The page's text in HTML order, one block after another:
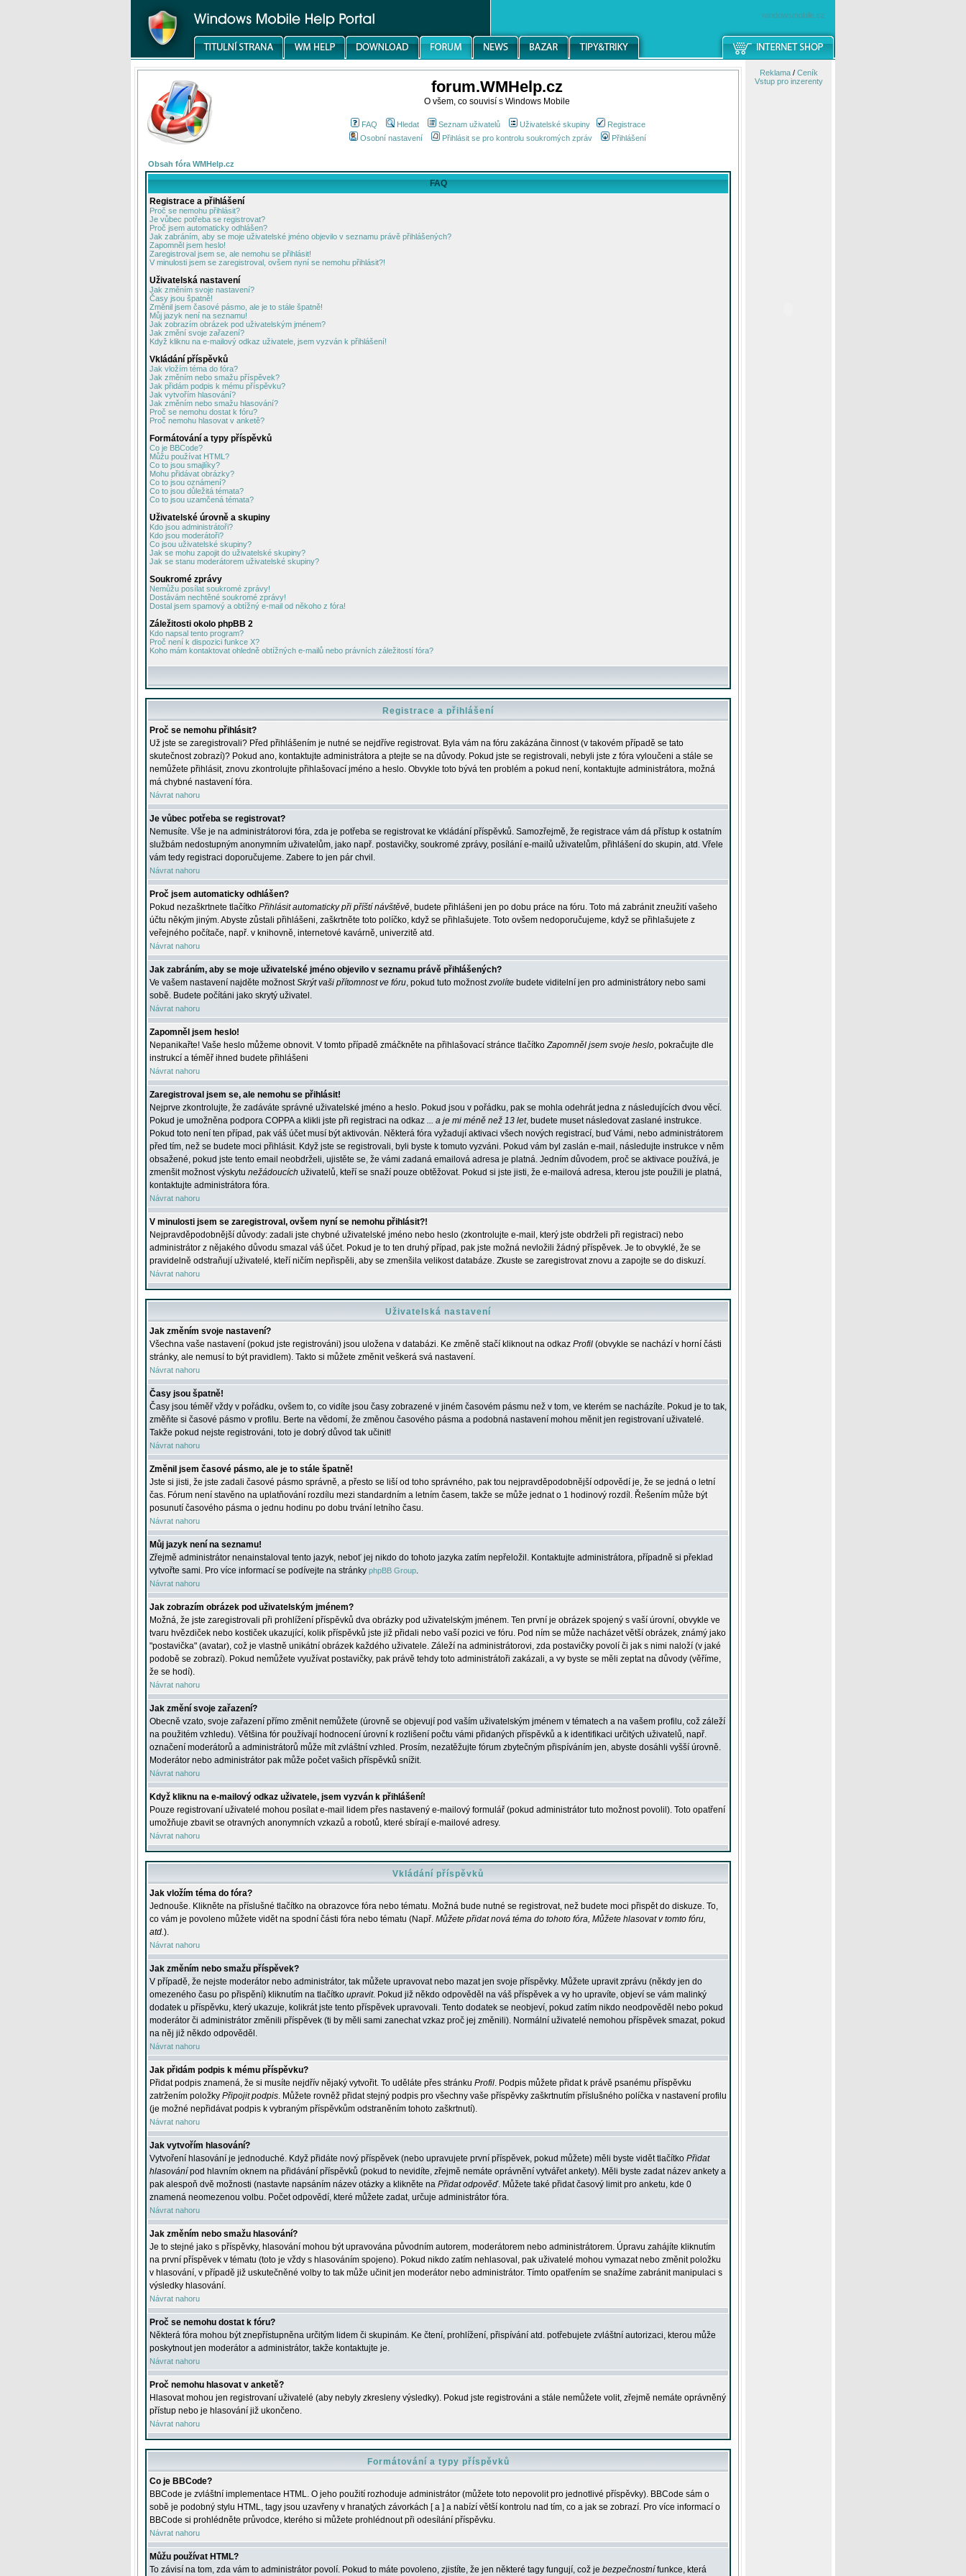
windowsmobile.cz
forum.WMHelp.cz
O všem, co souvisí s Windows Mobile
FAQ Hledat Seznam uživatelů Uživatelské skupiny
Registrace
Osobní nastavení
Přihlásit se pro kontrolu soukromých zpráv Přihlášení
Obsah fóra WMHelp.cz
FAQ
Registrace a přihlášení
Proč se nemohu přihlásit?
Je vůbec potřeba se registrovat?
Proč jsem automaticky odhlášen?
Jak zabráním, aby se moje uživatelské jméno objevilo v seznamu právě přihlášených?
Zapomněl jsem heslo!
Zaregistroval jsem se, ale nemohu se přihlásit!
V minulosti jsem se zaregistroval, ovšem nyní se nemohu přihlásit?!
Uživatelská nastavení
Jak změním svoje nastavení?
Časy jsou špatně!
Změnil jsem časové pásmo, ale je to stále špatně!
Můj jazyk není na seznamu!
Jak zobrazím obrázek pod uživatelským jménem?
Jak změní svoje zařazení?
Když kliknu na e-mailový odkaz uživatele, jsem vyzván k přihlášení!
Vkládání příspěvků
Jak vložím téma do fóra?
Jak změním nebo smažu příspěvek?
Jak přidám podpis k mému příspěvku?
Jak vytvořím hlasování?
Jak změním nebo smažu hlasování?
Proč se nemohu dostat k fóru?
Proč nemohu hlasovat v anketě?
Formátování a typy příspěvků
Co je BBCode?
Můžu používat HTML?
Co to jsou smajlíky?
Mohu přidávat obrázky?
Co to jsou oznámení?
Co to jsou důležitá témata?
Co to jsou uzamčená témata?
Uživatelské úrovně a skupiny
Kdo jsou administrátoři?
Kdo jsou moderátoři?
Co jsou uživatelské skupiny?
Jak se mohu zapojit do uživatelské skupiny?
Jak se stanu moderátorem uživatelské skupiny?
Soukromé zprávy
Nemůžu posílat soukromé zprávy!
Dostávám nechtěné soukromé zprávy!
Dostal jsem spamový a obtížný e-mail od někoho z fóra!
Záležitosti okolo phpBB 2
Kdo napsal tento program?
Proč není k dispozici funkce X?
Koho mám kontaktovat ohledně obtížných e-mailů nebo právních záležitostí fóra?
Registrace a přihlášení
Proč se nemohu přihlásit?
Už jste se zaregistrovali? Před přihlášením je nutné se nejdříve registrovat. Byla vám na fóru zakázána činnost (v takovém případě se tato
skutečnost zobrazí)? Pokud ano, kontaktujte administrátora a ptejte se na důvody. Pokud jste se registrovali, nebyli jste z fóra vyloučeni a stále se
nemůžete přihlásit, znovu zkontrolujte přihlašovací jméno a heslo. Obvykle toto bývá ten problém a pokud není, kontaktujte administrátora, možná
má chybné nastavení fóra.
Návrat nahoru
Je vůbec potřeba se registrovat?
Nemusíte. Vše je na administrátorovi fóra, zda je potřeba se registrovat ke vkládání příspěvků. Samozřejmě, že registrace vám dá přístup k ostatním
službám nedostupným anonymním uživatelům, jako např. postavičky, soukromé zprávy, posílání e-mailů uživatelům, přihlášení do skupin, atd. Vřele
vám tedy registraci doporučujeme. Zabere to jen pár chvil.
Návrat nahoru
Proč jsem automaticky odhlášen?
Pokud nezaškrtnete tlačítko Přihlásit automaticky při příští návštěvě, budete přihlášeni jen po dobu práce na fóru. Toto má zabránit zneužití vašeho
účtu někým jiným. Abyste zůstali přihlášeni, zaškrtněte toto políčko, když se přihlašujete. Toto ovšem nedoporučujeme, když se přihlašujete z
veřejného počítače, např. v knihovně, internetové kavárně, univerzitě atd.
Návrat nahoru
Jak zabráním, aby se moje uživatelské jméno objevilo v seznamu právě přihlášených?
Ve vašem nastavení najděte možnostSkrýt vaši přítomnost ve fóru, pokud tuto možnostzvolíte budete viditelní jen pro administrátory nebo sami
sobě. Budete počítáni jako skrytý uživatel.
Návrat nahoru
Zapomněl jsem heslo!
Nepanikařte! Vaše heslo můžeme obnovit. V tomto případě zmáčkněte na přihlašovací stránce tlačítkoZapomněl jsem svoje heslo, pokračujte dle
instrukcí a téměř ihned budete přihlášeni
Návrat nahoru
Zaregistroval jsem se, ale nemohu se přihlásit!
Nejprve zkontrolujte, že zadáváte správné uživatelské jméno a heslo. Pokud jsou v pořádku, pak se mohla odehrát jedna z následujících dvou věcí.
Pokud je umožněna podpora COPPA a klikli jste při registraci na odkaz ... a je mi méně než 13 let, budete muset následovat zaslané instrukce.
Pokud toto není ten případ, pak váš účet musí být aktivován. Některá fóra vyžadují aktivaci všech nových registrací, buď Vámi, nebo administrátorem
před tím, než se budete moci přihlásit. Když jste se registrovali, byli byste k tomuto vyzváni. Pokud vám byl zaslán e-mail, následujte instrukce v něm
obsažené, pokud jste tento email neobdrželi, ujistěte se, že vámi zadaná emailová adresa je platná. Jedním důvodem, proč se aktivace používá, je
zmenšit možnost výskytu nežádoucích uživatelů, kteří se snaží pouze obtěžovat. Pokud si jste jisti, že e-mailová adresa, kterou jste použili je platná,
kontaktujte administrátora fóra.
Návrat nahoru
V minulosti jsem se zaregistroval, ovšem nyní se nemohu přihlásit?!
Nejpravděpodobnější důvody: zadali jste chybné uživatelské jméno nebo heslo (zkontrolujte e-mail, který jste obdrželi při registraci) nebo
administrátor z nějakého důvodu smazal váš účet. Pokud je to ten druhý případ, pak jste možná nevložili žádný příspěvek. Je to obvyklé, že se
pravidelně odstraňují uživatelé, kteří ničím nepřispěli, aby se zmenšila velikost databáze. Zkuste se zaregistrovat znovu a zapojte se do diskuzí.
Návrat nahoru
Uživatelská nastavení
Jak změním svoje nastavení?
Všechna vaše nastavení (pokud jste registrováni) jsou uložena v databázi. Ke změně stačí kliknout na odkaz Profil (obvykle se nachází v horní části
stránky, ale nemusí to být pravidlem). Takto si můžete změnit veškerá svá nastavení.
Návrat nahoru
Časy jsou špatně!
Časy jsou téměř vždy v pořádku, ovšem to, co vidíte jsou časy zobrazené v jiném časovém pásmu než v tom, ve kterém se nacházíte. Pokud je to tak,
změňte si časové pásmo v profilu. Berte na vědomí, že změnou časového pásma a podobná nastavení mohou měnit jen registrovaní uživatelé.
Takže pokud nejste registrováni, toto je dobrý důvod tak učinit!
Návrat nahoru
Změnil jsem časové pásmo, ale je to stále špatně!
Jste si jisti, že jste zadali časové pásmo správně, a přesto se liší od toho správného, pak tou nejpravděpodobnější odpovědí je, že se jedná o letní
čas. Fórum není stavěno na uplatňování rozdílu mezi standardním a letním časem, takže se může jednat o 1 hodinový rozdíl. Řešením může být
posunutí časového pásma o jednu hodinu po dobu trvání letního času.
Návrat nahoru
Můj jazyk není na seznamu!
Zřejmě administrátor nenainstaloval tento jazyk, neboť jej nikdo do tohoto jazyka zatím nepřeložil. Kontaktujte administrátora, případně si překlad
vytvořte sami. Pro více informací se podívejte na stránky phpBB Group.
Návrat nahoru
Jak zobrazím obrázek pod uživatelským jménem?
Možná, že jste zaregistrovali při prohlížení příspěvků dva obrázky pod uživatelským jménem. Ten první je obrázek spojený s vaší úrovní, obvykle ve
tvaru hvězdiček nebo kostiček ukazující, kolik příspěvků jste již přidali nebo vaší pozici ve fóru. Pod ním se může nacházet větší obrázek, známý jako
"postavička" (avatar), což je vlastně unikátní obrázek každého uživatele. Záleží na administrátorovi, zda postavičky povolí či jak s nimi naloží (v jaké
podobě se zobrazí). Pokud nemůžete využívat postavičky, pak právě tehdy toto administrátoři zakázali, a vy byste se měli zeptat na důvody (věříme,
že se hodí).
Návrat nahoru
Jak změní svoje zařazení?
Obecně vzato, svoje zařazení přímo změnit nemůžete (úrovně se objevují pod vaším uživatelským jménem v tématech a na vašem profilu, což záleží
na použitém vzhledu). Většina fór používají hodnocení úrovní k rozlišení počtu vámi přidaných příspěvků a k identifikaci určitých uživatelů, např.
označení moderátorů a administrátorů může mít zvláštní vzhled. Prosím, nezatěžujte fórum zbytečným přispíváním jen, abyste dosáhli vyšší úrovně.
Moderátor nebo administrátor pak může počet vašich příspěvků snížit.
Návrat nahoru
Když kliknu na e-mailový odkaz uživatele, jsem vyzván k přihlášení!
Pouze registrovaní uživatelé mohou posílat e-mail lidem přes nastavený e-mailový formulář (pokud administrátor tuto možnost povolil). Toto opatření
umožňuje zbavit se otravných anonymních vzkazů a robotů, které sbírají e-mailové adresy.
Návrat nahoru
Vkládání příspěvků
Jak vložím téma do fóra?
Jednouše. Klikněte na příslušné tlačítko na obrazovce fóra nebo tématu. Možná bude nutné se registrovat, než budete moci přispět do diskuze. To,
co vám je povoleno můžete vidět na spodní části fóra nebo tématu (Např. Můžete přidat nová téma do tohoto fóra, Můžete hlasovat v tomto fóru,
atd.).
Návrat nahoru
Jak změním nebo smažu příspěvek?
V případě, že nejste moderátor nebo administrátor, tak můžete upravovat nebo mazat jen svoje příspěvky. Můžete upravit zprávu (někdy jen do
omezeného času po přispění) kliknutím na tlačítko upravit. Pokud již někdo odpověděl na váš příspěvek a vy ho upravíte, objeví se vám malinký
dodatek u příspěvku, který ukazuje, kolikrát jste tento příspěvek upravovali. Tento dodatek se neobjeví, pokud zatím nikdo neodpověděl nebo pokud
moderátor či administrátor změnili příspěvek (ti by měli sami zanechat vzkaz proč jej změnili). Normální uživatelé nemohou příspěvek smazat, pokud
na něj již někdo odpověděl.
Návrat nahoru
Jak přidám podpis k mému příspěvku?
Přidat podpis znamená, že si musíte nejdřív nějaký vytvořit. To uděláte přes stránku Profil. Podpis můžete přidat k právě psanému příspěvku
zatržením položky Připojit podpis. Můžete rovněž přidat stejný podpis pro všechny vaše příspěvky zaškrtnutím příslušného políčka v nastavení profilu
(je možné nepřidávat podpis k vybraným příspěvkům odstraněním tohoto zaškrtnutí).
Návrat nahoru
Jak vytvořím hlasování?
Vytvoření hlasování je jednoduché. Když přidáte nový příspěvek (nebo upravujete první příspěvek, pokud můžete) měli byste vidět tlačítko Přidat
hlasování pod hlavním oknem na přidávání příspěvků (pokud to nevidíte, zřejmě nemáte oprávnění vytvářet ankety). Měli byste zadat název ankety a
pak alespoň dvě možnosti (nastavte napsáním název otázky a klikněte na Přidat odpověď. Můžete také přidat časový limit pro anketu, kde 0
znamená neomezenou volbu. Počet odpovědí, které můžete zadat, určuje administrátor fóra.
Návrat nahoru
Jak změním nebo smažu hlasování?
Je to stejné jako s příspěvky, hlasování mohou být upravována původním autorem, moderátorem nebo administrátorem. Úpravu zahájíte kliknutím
na první příspěvek v tématu (toto je vždy s hlasováním spojeno). Pokud nikdo zatím nehlasoval, pak uživatelé mohou vymazat nebo změnit položku
v hlasování, v případě již uskutečněné volby to tak může učinit jen moderátor nebo administrátor. Tímto opatřením se snažíme zabránit manipulaci s
výsledky hlasování.
Návrat nahoru
Proč se nemohu dostat k fóru?
Některá fóra mohou být znepřístupněna určitým lidem či skupinám. Ke čtení, prohlížení, přispívání atd. potřebujete zvláštní autorizaci, kterou může
poskytnout jen moderátor a administrátor, takže kontaktujte je.
Návrat nahoru
Proč nemohu hlasovat v anketě?
Hlasovat mohou jen registrovaní uživatelé (aby nebyly zkresleny výsledky). Pokud jste registrováni a stále nemůžete volit, zřejmě nemáte oprávněný
přístup nebo je hlasování již ukončeno.
Návrat nahoru
Formátování a typy příspěvků
Co je BBCode?
BBCode je zvláštní implementace HTML. O jeho použití rozhoduje administrátor (můžete toto nepovolit pro jednotlivé příspěvky). BBCode sám o
sobě je podobný stylu HTML, tagy jsou uzavřeny v hranatých závorkách [ a ] a nabízí větší kontrolu nad tím, co a jak se zobrazí. Pro více informací o
BBCode si prohlédněte průvodce, kterého si můžete prohlédnout při odesílání příspěvku.
Návrat nahoru
Můžu používat HTML?
To závisí na tom, zda vám to administrátor povolí. Pokud to máte povoleno, zjistíte, že jen některé tagy fungují, což je bezpečnostní funkce, která
Reklama/ Ceník
Vstup pro inzerenty